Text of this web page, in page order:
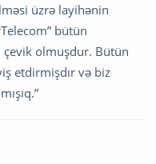
üzrə layihənin
bütün
çevik olmuşdur. Bütün
etdirmişdır və biz